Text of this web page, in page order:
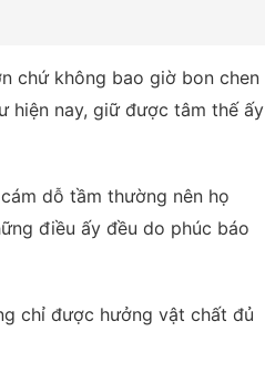
chứ không bao giờ bon chen
hiện nay, giữ được tâm thế ấy
dỗ tầm thường nên họ
điều ấy đều do phúc báo
chỉ được hưởng vật chất đủ